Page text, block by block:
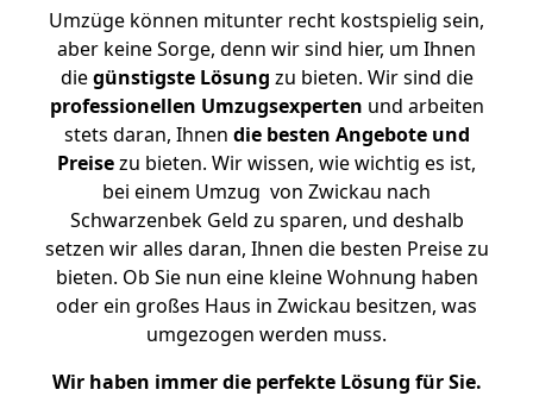
Umzüge können mitunter recht kostspielig sein,
aber keine Sorge, denn wir sind hier, um Ihnen
diegünstigste Lösung zu bieten. Wir sind die
professionellen Umzugsexperten und arbeiten
stets daran, Ihnen die besten Angebote und
Preisezu bieten. Wir wissen, wie wichtig es ist,
bei einem Umzug von Zwickau nach
Schwarzenbek Geld zu sparen, und deshalb
setzen wir alles daran, Ihnen die besten Preise zu
bieten. Ob Sie nun eine kleine Wohnung haben
oder ein großes Haus in Zwickau besitzen, was
umgezogen werden muss.
Wir haben immer die perfekte Lösung für Sie.